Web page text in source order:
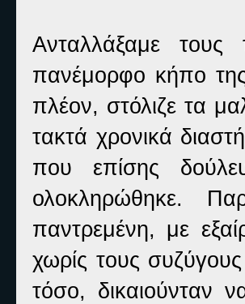
Ανταλλάξαμε τους
πανέμορφο κήπο
πλέον, στόλιζε τα
τακτά χρονικά
που επίσης
ολοκληρώθηκε.
παντρεμένη, με
χωρίς τους
τόσο, δικαιούνταν